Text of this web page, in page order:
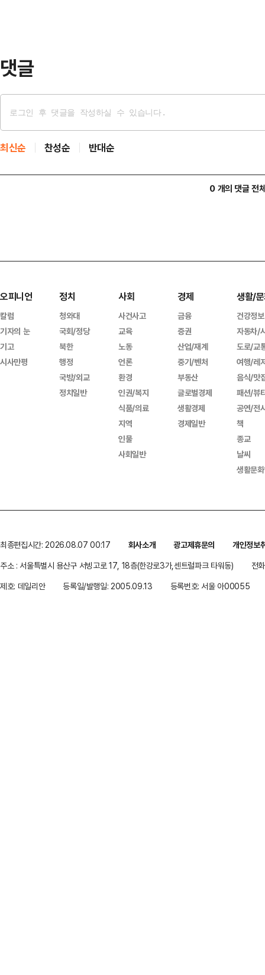
댓글
최신순 찬성순 반대순
0 개의 댓글 전
오피니언
칼럼
기자의 눈
기고
시사만평
정치
청와대
국회/정당
북한
행정
국방/외교
정치일반
사회
사건사고
교육
노동
언론
환경
인권/복지
식품/의료
지역
인물
사회일반
경제
금융
증권
산업/재계
중기/벤처
부동산
글로벌경제
생활경제
경제일반
생활/
건강정보
자동차/
도로/교
여행/레
음식/맛
패션/뷰
공연/전
책
종교
날씨
생활문
최종편집시간: 2026.08.07 00:17 회사소개 광고제휴문의
개인정보
주소 : 서울특별시 용산구 서빙고로 17, 18층(한강로3가,센트럴파크 타워동)
전
제호: 데일리안
등록일/발행일: 2005.09.13 등록번호: 서울 아00055